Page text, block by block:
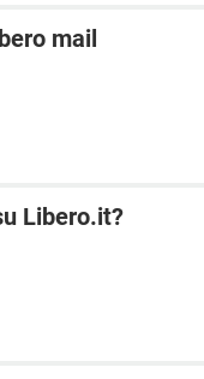
mail
Libero.it?